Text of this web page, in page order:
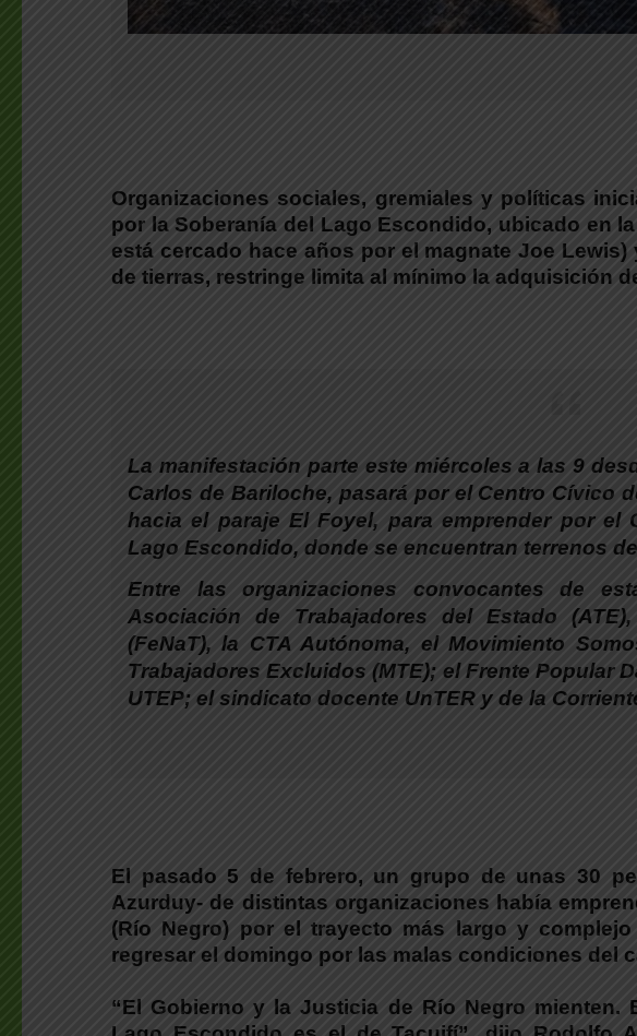
Organizaciones sociales, gremiales y políticas
por la Soberanía del Lago Escondido, ubicado en
está cercado hace años por el magnate Joe
de tierras, restringe limita al mínimo la adquisición
La manifestación parte este miércoles a las 9
Carlos de Bariloche, pasará por el Centro Cívico
hacia el paraje El Foyel, para emprender por el
Lago Escondido, donde se encuentran terrenos
Entre las organizaciones convocantes de
Asociación de Trabajadores del Estado
(FeNaT), la CTA Autónoma, el Movimiento
Trabajadores Excluidos (MTE); el Frente Popular
UTEP; el sindicato docente UnTER y de la
El pasado 5 de febrero, un grupo de unas 30
Azurduy- de distintas organizaciones había
(Río Negro) por el trayecto más largo y
regresar el domingo por las malas condiciones del
“El Gobierno y la Justicia de Río Negro